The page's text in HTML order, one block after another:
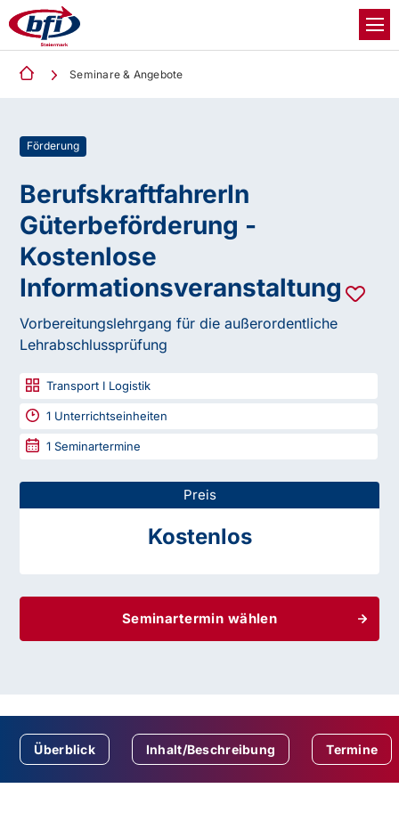
Seminare & Angebote
Förderung
BerufskraftfahrerIn
Güterbeförderung -
Kostenlose
Informationsveranstaltung
Vorbereitungslehrgang für die außerordentliche
Lehrabschlussprüfung
Transport I Logistik
1 Unterrichtseinheiten
1 Seminartermine
Preis
Kostenlos
Seminartermin wählen
Überblick Inhalt/Beschreibung Termine